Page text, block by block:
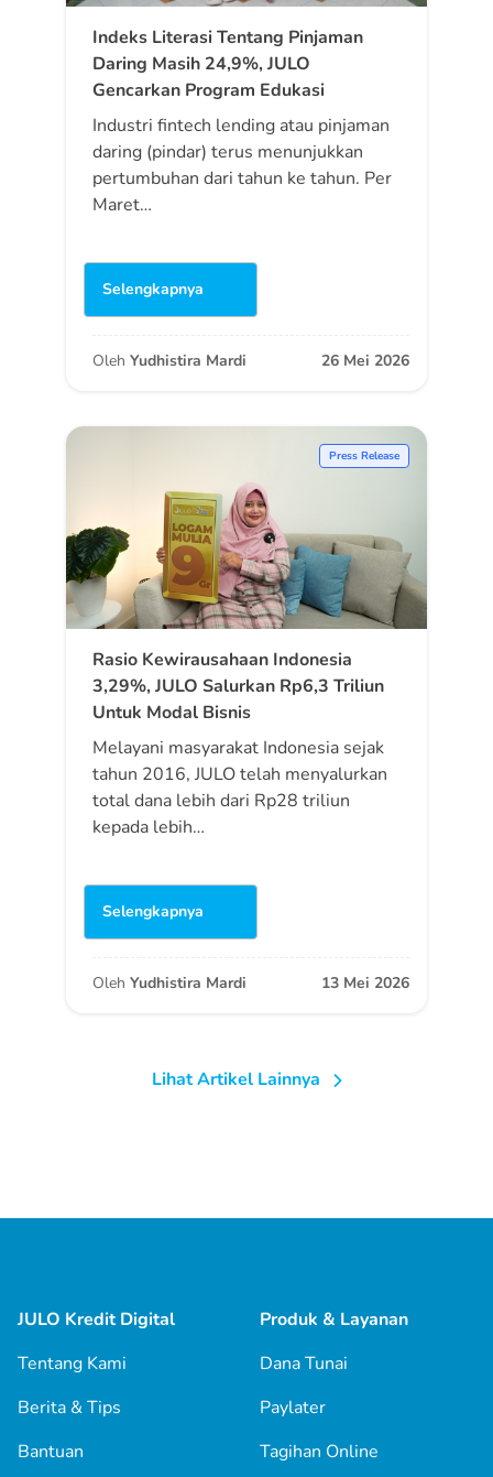
Indeks Literasi Tentang Pinjaman
Daring Masih 24,9%, JULO
Gencarkan Program Edukasi
Industri fintech lending atau pinjaman
daring (pindar) terus menunjukkan
pertumbuhan dari tahun ke tahun. Per
Maret…
Selengkapnya
Oleh Yudhistira Mardi 26 Mei 2026
Press Release
Rasio Kewirausahaan Indonesia
3,29%, JULO Salurkan Rp6,3 Triliun
Untuk Modal Bisnis
Melayani masyarakat Indonesia sejak
tahun 2016, JULO telah menyalurkan
total dana lebih dari Rp28 triliun
kepada lebih…
Selengkapnya
Oleh Yudhistira Mardi 13 Mei 2026
Lihat Artikel Lainnya
JULO Kredit Digital
Tentang Kami
Berita & Tips
Bantuan
Produk & Layanan
Dana Tunai
Paylater
Tagihan Online